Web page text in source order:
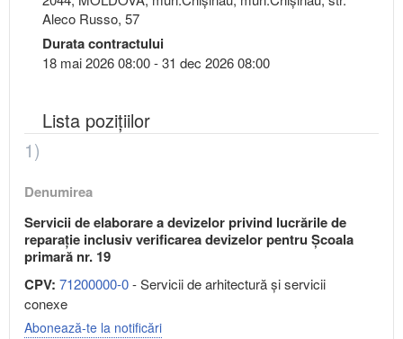
Aleco Russo, 57
Durata contractului
18 mai 2026 08:00 - 31 dec 2026 08:00
Lista pozițiilor
1)
Denumirea
Servicii de elaborare a devizelor privind lucrările de
reparație inclusiv verificarea devizelor pentru Școala
primară nr. 19
CPV: 71200000-0- Servicii de arhitectură şi servicii
conexe
Abonează-te la notificări